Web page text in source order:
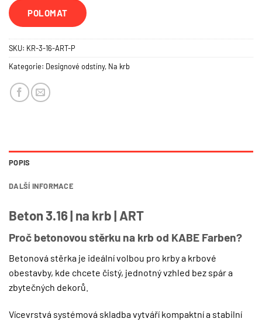
POLOMAT
SKU: KR-3-16-ART-P
Kategorie: Designové odstíny, Na krb
POPIS
DALŠÍ INFORMACE
Beton 3.16 | na krb | ART
Proč betonovou stěrku na krb od KABE Farben?
Betonová stěrka je ideální volbou pro krby a krbové
obestavby, kde chcete čistý, jednotný vzhled bez spár a
zbytečných dekorů.
Vícevrstvá systémová skladba vytváří kompaktní a stabilní